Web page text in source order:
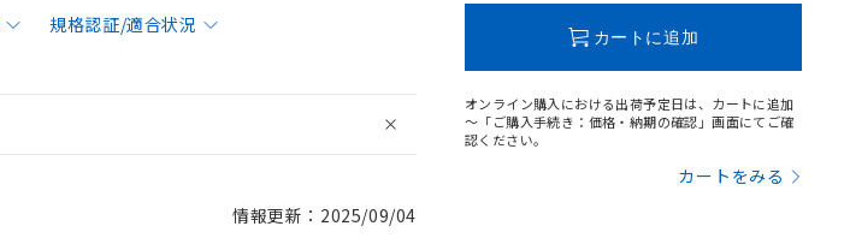
規格認証/適合状況
情報更新：2025/09/04
カートに追加
オンライン購入における出荷予定日は、カートに追加
～「ご購入手続き：価格・納期の確認」画面にてご確
認ください。
カートをみる